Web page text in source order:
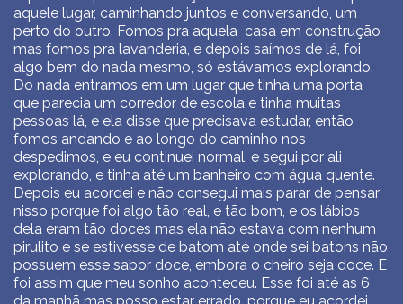
aquele lugar, caminhando juntos e conversando, um
perto do outro. Fomos pra aquela casa em construção
mas fomos pra lavanderia, e depois saímos de lá, foi
algo bem do nada mesmo, só estávamos explorando.
Do nada entramos em um lugar que tinha uma porta
que parecia um corredor de escola e tinha muitas
pessoas lá, e ela disse que precisava estudar, então
fomos andando e ao longo do caminho nos
despedimos, e eu continuei normal, e segui por ali
explorando, e tinha até um banheiro com água quente.
Depois eu acordei e não consegui mais parar de pensar
nisso porque foi algo tão real, e tão bom, e os lábios
dela eram tão doces mas ela não estava com nenhum
pirulito e se estivesse de batom até onde sei batons não
possuem esse sabor doce, embora o cheiro seja doce. E
foi assim que meu sonho aconteceu. Esse foi até as 6